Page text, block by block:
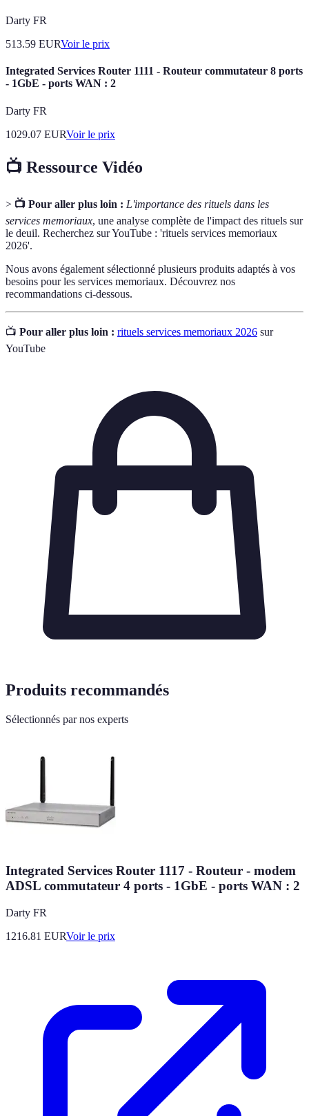
Darty FR
513.59 EURVoir le prix
Integrated Services Router 1111 - Routeur commutateur 8 ports
- 1GbE - ports WAN : 2
Darty FR
1029.07 EURVoir le prix
📺 Ressource Vidéo
> 📺 Pour aller plus loin : L'importance des rituels dans les
services memoriaux, une analyse complète de l'impact des rituels sur
le deuil. Recherchez sur YouTube : 'rituels services memoriaux
2026'.
Nous avons également sélectionné plusieurs produits adaptés à vos
besoins pour les services memoriaux. Découvrez nos
recommandations ci-dessous.
📺 Pour aller plus loin : rituels services memoriaux 2026 sur
YouTube
Produits recommandés
Sélectionnés par nos experts
Integrated Services Router 1117 - Routeur - modem
ADSL commutateur 4 ports - 1GbE - ports WAN : 2
Darty FR
1216.81 EURVoir le prix